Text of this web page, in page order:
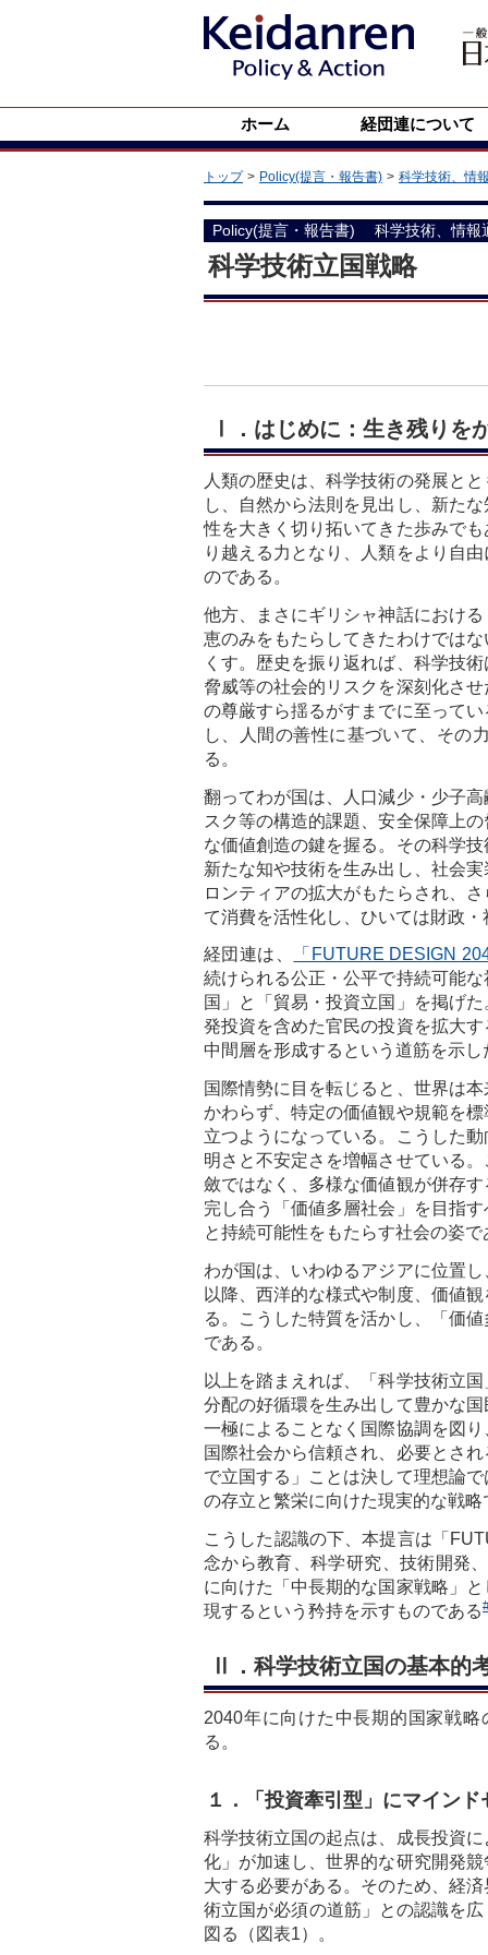
ホーム 経団連について
トップ Policy(提言・報告書) 科学技術、情
Policy(提言・報告書) 科学技術、情報
科学技術立国戦略
Ⅰ．はじめに：生き残りを
人類の歴史は、科学技術の発展と
し、自然から法則を見出し、新た
性を大きく切り拓いてきた歩みで
り越える力となり、人類をより自
のである。
他方、まさにギリシャ神話におけ
恵のみをもたらしてきたわけでは
くす。歴史を振り返れば、科学技
脅威等の社会的リスクを深刻化さ
の尊厳すら揺るがすまでに至って
し、人間の善性に基づいて、その
る。
翻ってわが国は、人口減少・少子
スク等の構造的課題、安全保障上
な価値創造の鍵を握る。その科学
新たな知や技術を生み出し、社会
ロンティアの拡大がもたらされ、
て消費を活性化し、ひいては財政
経団連は、
「FUTURE DESIGN
続けられる公正・公平で持続可能
国」と「貿易・投資立国」を掲げ
発投資を含めた官民の投資を拡大
中間層を形成するという道筋を示し
国際情勢に目を転じると、世界は
かわらず、特定の価値観や規範を
立つようになっている。こうした
明さと不安定さを増幅させている
斂ではなく、多様な価値観が併存
完し合う「価値多層社会」を目指
と持続可能性をもたらす社会の姿で
わが国は、いわゆるアジアに位置
以降、西洋的な様式や制度、価値
る。こうした特質を活かし、「価
である。
以上を踏まえれば、「科学技術立
分配の好循環を生み出して豊かな
一極によることなく国際協調を図
国際社会から信頼され、必要とさ
で立国する」ことは決して理想論
の存立と繁栄に向けた現実的な戦
こうした認識の下、本提言は「
念から教育、科学研究、技術開発
に向けた「中長期的な国家戦略」
現するという矜持を示すものである
Ⅱ．科学技術立国の基本的
2040年に向けた中長期的国家戦
る。
１．「投資牽引型」にマイン
科学技術立国の起点は、成長投資
化」が加速し、世界的な研究開発
大する必要がある。そのため、経
術立国が必須の道筋」との認識を
図る（図表1）。